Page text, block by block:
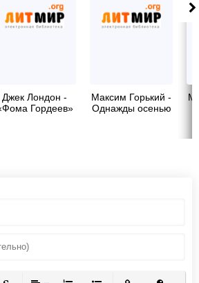
Джек Лондон -
Гордеев»
Максим Горький -
Однажды осенью